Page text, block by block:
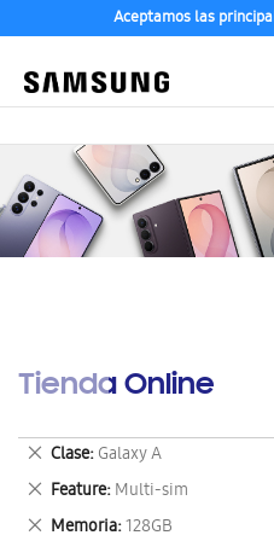
Aceptamos las
Tienda Online
Clase Galaxy A
Eliminar
este
artículo
Feature Multi-sim
Eliminar
este
Memoria 128GB
Eliminar